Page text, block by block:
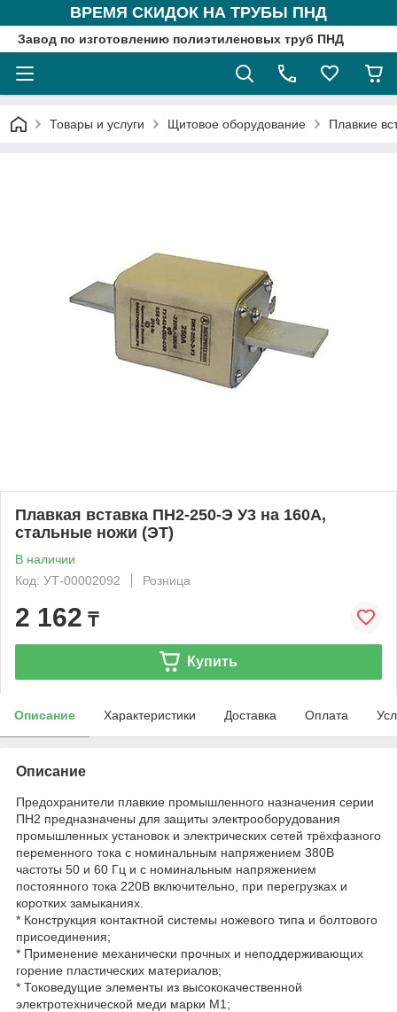
ВРЕМЯ СКИДОК НА ТРУБЫ ПНД
Завод по изготовлению полиэтиленовых труб ПНД
Товары и услуги Щитовое оборудование Плавкие
Плавкая вставка ПН2-250-Э У3 на 160А,
стальные ножи (ЭТ)
В наличии
Код: УТ-00002092
Розница
2 162 ₸
Купить
Описание Характеристики Доставка Оплата
Описание
Предохранители плавкие промышленного назначения серии
ПН2 предназначены для защиты электрооборудования
промышленных установок и электрических сетей трёхфазного
переменного тока с номинальным напряжением 380В
частоты 50 и 60 Гц и с номинальным напряжением
постоянного тока 220В включительно, при перегрузках и
коротких замыканиях.
* Конструкция контактной системы ножевого типа и болтового
присоединения;
* Применение механически прочных и неподдерживающих
горение пластических материалов;
* Токоведущие элементы из высококачественной
электротехнической меди марки М1;